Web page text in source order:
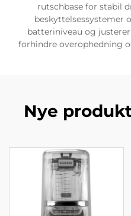
rutschbase for stabil
beskyttelsessystemer
batteriniveau og
forhindre overophedning
Nye